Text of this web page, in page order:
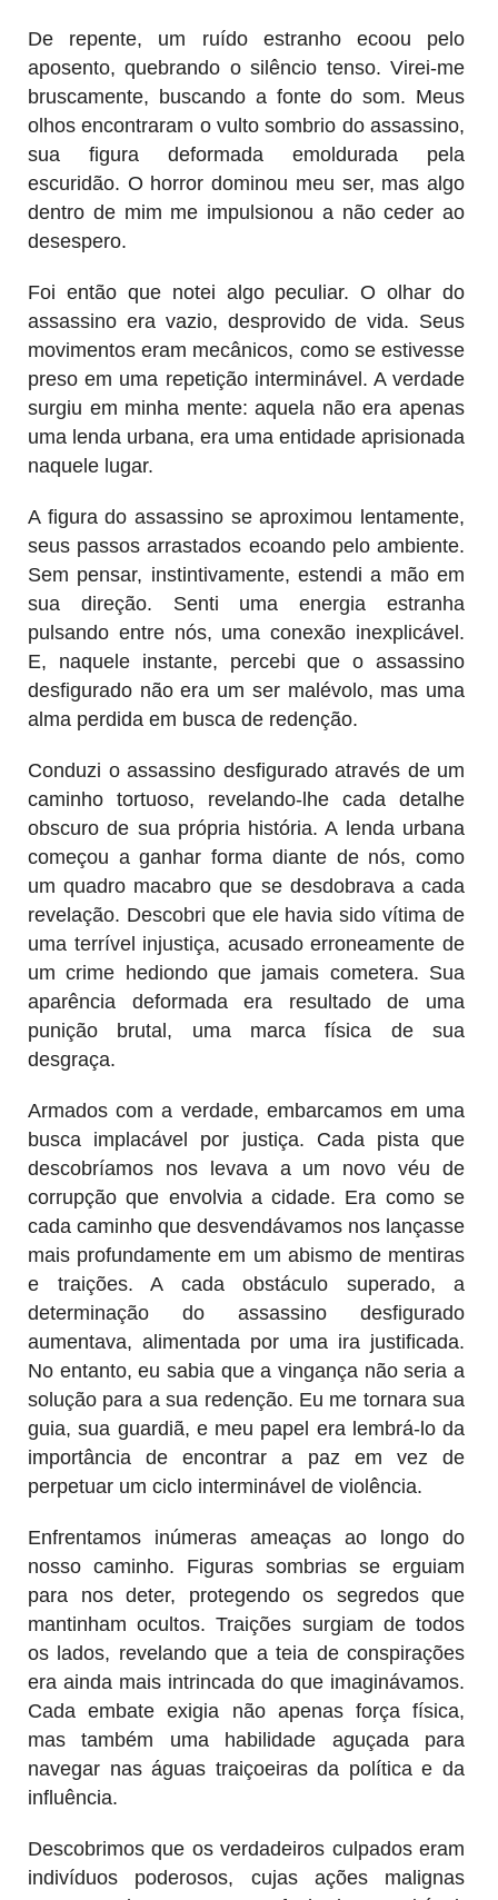
De repente, um ruído estranho ecoou pelo
aposento, quebrando o silêncio tenso. Virei-me
bruscamente, buscando a fonte do som. Meus
olhos encontraram o vulto sombrio do assassino,
sua figura deformada emoldurada pela
escuridão. O horror dominou meu ser, mas algo
dentro de mim me impulsionou a não ceder ao
desespero.
Foi então que notei algo peculiar. O olhar do
assassino era vazio, desprovido de vida. Seus
movimentos eram mecânicos, como se estivesse
preso em uma repetição interminável. A verdade
surgiu em minha mente: aquela não era apenas
uma lenda urbana, era uma entidade aprisionada
naquele lugar.
A figura do assassino se aproximou lentamente,
seus passos arrastados ecoando pelo ambiente.
Sem pensar, instintivamente, estendi a mão em
sua direção. Senti uma energia estranha
pulsando entre nós, uma conexão inexplicável.
E, naquele instante, percebi que o assassino
desfigurado não era um ser malévolo, mas uma
alma perdida em busca de redenção.
Conduzi o assassino desfigurado através de um
caminho tortuoso, revelando-lhe cada detalhe
obscuro de sua própria história. A lenda urbana
começou a ganhar forma diante de nós, como
um quadro macabro que se desdobrava a cada
revelação. Descobri que ele havia sido vítima de
uma terrível injustiça, acusado erroneamente de
um crime hediondo que jamais cometera. Sua
aparência deformada era resultado de uma
punição brutal, uma marca física de sua
desgraça.
Armados com a verdade, embarcamos em uma
busca implacável por justiça. Cada pista que
descobríamos nos levava a um novo véu de
corrupção que envolvia a cidade. Era como se
cada caminho que desvendávamos nos lançasse
mais profundamente em um abismo de mentiras
e traições. A cada obstáculo superado, a
determinação do assassino desfigurado
aumentava, alimentada por uma ira justificada.
No entanto, eu sabia que a vingança não seria a
solução para a sua redenção. Eu me tornara sua
guia, sua guardiã, e meu papel era lembrá-lo da
importância de encontrar a paz em vez de
perpetuar um ciclo interminável de violência.
Enfrentamos inúmeras ameaças ao longo do
nosso caminho. Figuras sombrias se erguiam
para nos deter, protegendo os segredos que
mantinham ocultos. Traições surgiam de todos
os lados, revelando que a teia de conspirações
era ainda mais intrincada do que imaginávamos.
Cada embate exigia não apenas força física,
mas também uma habilidade aguçada para
navegar nas águas traiçoeiras da política e da
influência.
Descobrimos que os verdadeiros culpados eram
indivíduos poderosos, cujas ações malignas